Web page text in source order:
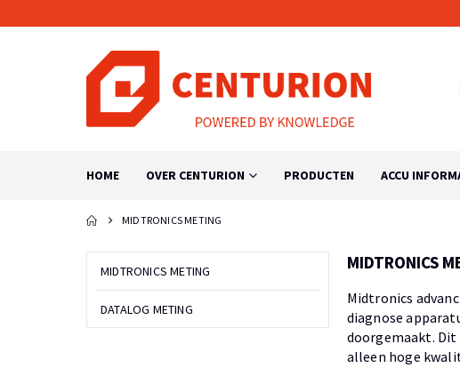
HOME OVER CENTURION PRODUCTEN ACCU
MIDTRONICS METING
MIDTRONICS
Midtronics
diagnose
doorgemaakt. Dit
alleen hoge
MIDTRONICS METING
DATALOG METING